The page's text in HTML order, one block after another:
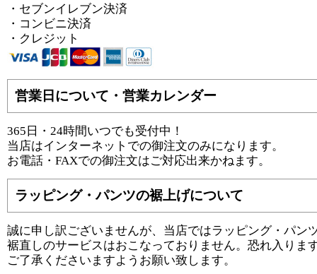
・セブンイレブン決済
・コンビニ決済
・クレジット
営業日について・営業カレンダー
365日・24時間いつでも受付中！
当店はインターネットでの御注文のみになります。
お電話・FAXでの御注文はご対応出来かねます。
ラッピング・パンツの裾上げについて
誠に申し訳ございませんが、当店ではラッピング・パン
裾直しのサービスはおこなっておりません。恐れ入りま
ご了承くださいますようお願い致します。